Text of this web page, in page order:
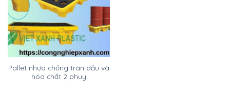
Pallet nhựa chống tràn dầu và
hóa chất 2 phuy